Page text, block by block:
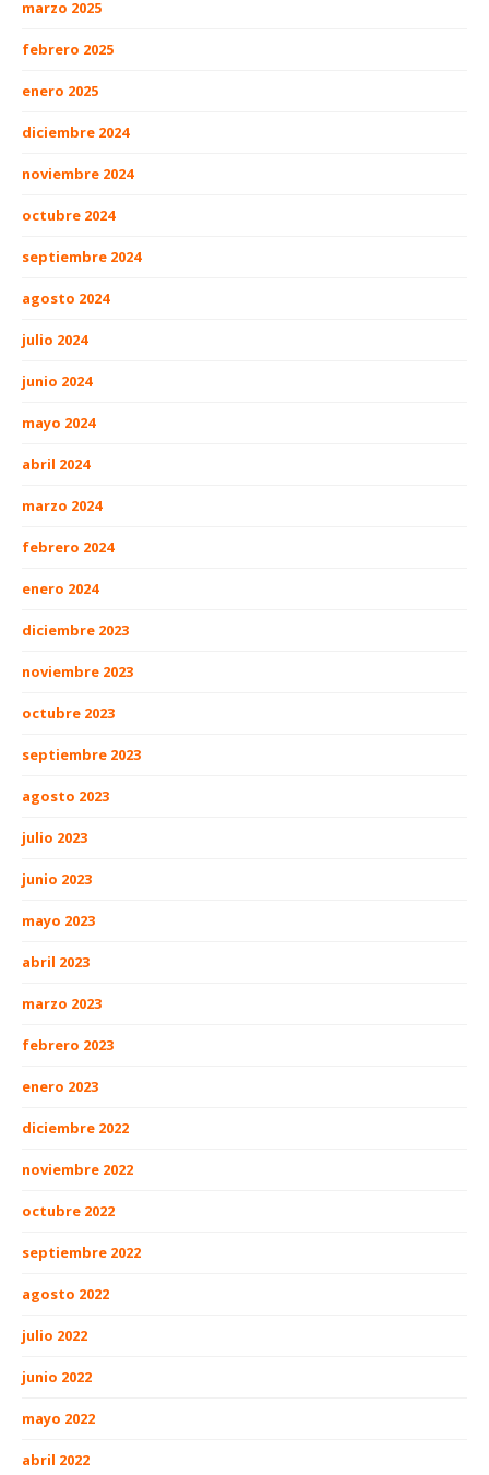
marzo 2025
febrero 2025
enero 2025
diciembre 2024
noviembre 2024
octubre 2024
septiembre 2024
agosto 2024
julio 2024
junio 2024
mayo 2024
abril 2024
marzo 2024
febrero 2024
enero 2024
diciembre 2023
noviembre 2023
octubre 2023
septiembre 2023
agosto 2023
julio 2023
junio 2023
mayo 2023
abril 2023
marzo 2023
febrero 2023
enero 2023
diciembre 2022
noviembre 2022
octubre 2022
septiembre 2022
agosto 2022
julio 2022
junio 2022
mayo 2022
abril 2022